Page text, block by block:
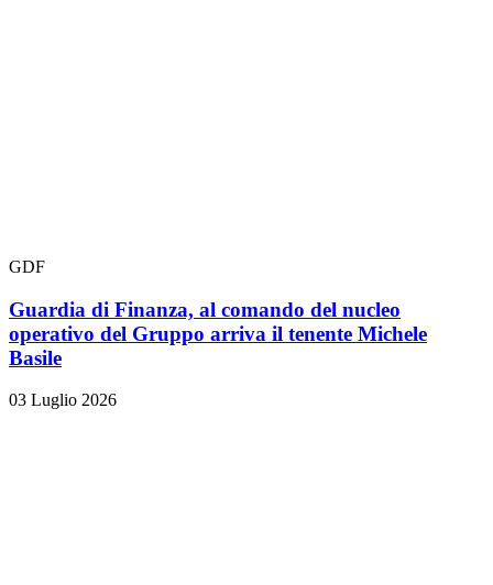
GDF
Guardia di Finanza, al comando del nucleo
operativo del Gruppo arriva il tenente Michele
Basile
03 Luglio 2026